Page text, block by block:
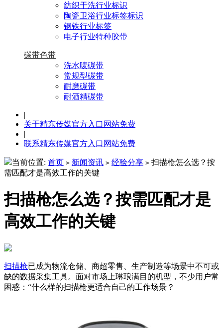
纺织干洗行业标识
陶瓷卫浴行业标签标识
钢铁行业标签
电子行业特种胶带
碳带色带
洗水唛碳带
常规型碳带
耐磨碳带
耐酒精碳带
|
关于精东传媒官方入口网站免费
|
联系精东传媒官方入口网站免费
当前位置: 首页 > 新闻资讯 > 经验分享 > 扫描枪怎么选？按
需匹配才是高效工作的关键
扫描枪怎么选？按需匹配才是
高效工作的关键
扫描枪已成为物流仓储、商超零售、生产制造等场景中不可或
缺的数据采集工具。面对市场上琳琅满目的机型，不少用户常
困惑：“什么样的扫描枪更适合自己的工作场景？